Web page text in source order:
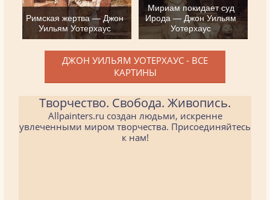
Римская жертва — Джон
Уильям Уотерхаус
Мириам покидает суд
Ирода — Джон Уильям
Уотерхаус
ДЖОН УИЛЬЯМ УОТЕРХАУС - ВСЕ
КАРТИНЫ
Творчество. Свобода. Живопись.
Allpainters.ru создан людьми, искренне
увлеченными миром творчества. Присоединяйтесь
к нам!